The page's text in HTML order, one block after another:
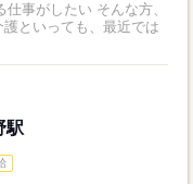
たい そんな方、
駅